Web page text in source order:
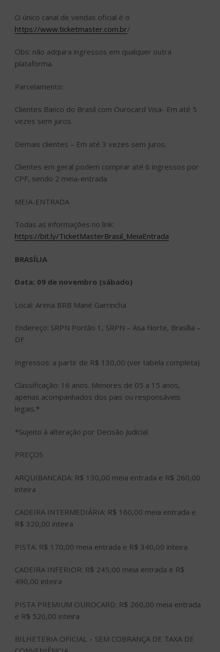
O único canal de vendas oficial é o
https://www.ticketmaster.com.br/
Obs: não adquira ingressos em qualquer outra
plataforma.
Parcelamento:
Clientes Banco do Brasil com Ourocard Visa- Em até 5
vezes sem juros.
Demais clientes – Em até 3 vezes sem juros.
Clientes em geral podem comprar até 6 ingressos por
CPF, sendo 2 meia-entrada
MEIA-ENTRADA
Todas as informações no link:
https://bit.ly/TicketMasterBrasil_MeiaEntrada
BRASÍLIA
Data: 09 de novembro (sábado)
Local: Arena BRB Mané Garrincha
Endereço: SRPN Portão 1, SRPN – Asa Norte, Brasília –
DF
Ingressos: a partir de R$ 130,00 (ver tabela completa)
Classificação: 16 anos. Menores de 05 a 15 anos,
apenas acompanhados dos pais ou responsáveis
legais.*
*Sujeito à alteração por Decisão Judicial.
PREÇOS
ARQUIBANCADA: R$ 130,00 meia entrada e R$ 260,00
inteira
CADEIRA INTERMEDIÁRIA: R$ 160,00 meia entrada e
R$ 320,00 inteira
PISTA: R$ 170,00 meia entrada e R$ 340,00 inteira
CADEIRA INFERIOR: R$ 245,00 meia entrada e R$
490,00 inteira
PISTA PREMIUM OUROCARD: R$ 260,00 meia entrada
e R$ 520,00 inteira
BILHETERIA OFICIAL – SEM COBRANÇA DE TAXA DE